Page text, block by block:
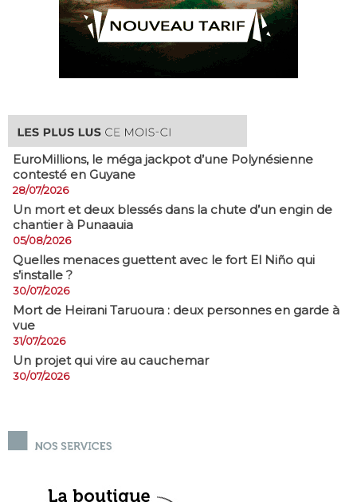
EuroMillions, ​le méga jackpot d’une Polynésienne
contesté en Guyane
28/07/2026
​Un mort et deux blessés dans la chute d’un engin de
chantier à Punaauia
05/08/2026
Quelles menaces guettent avec le fort El Niño qui
s’installe ?
30/07/2026
Mort de Heirani Taruoura : deux personnes en garde à
vue
31/07/2026
Un projet qui vire au cauchemar
30/07/2026